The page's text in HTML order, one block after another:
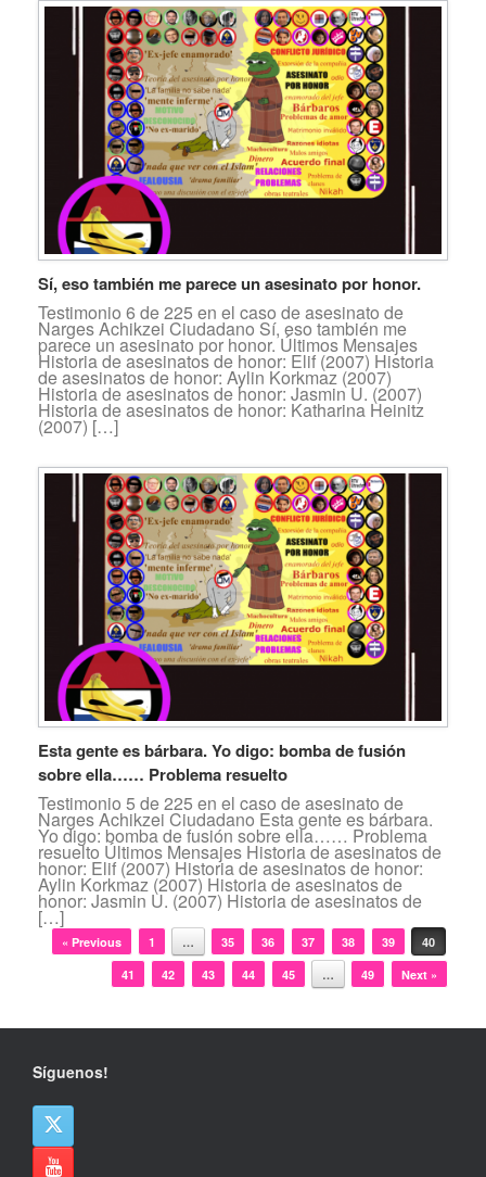
Sí, eso también me parece un asesinato por honor.
Testimonio 6 de 225 en el caso de asesinato de
Narges Achikzei Ciudadano Sí, eso también me
parece un asesinato por honor. Últimos Mensajes
Historia de asesinatos de honor: Elif (2007) Historia
de asesinatos de honor: Aylin Korkmaz (2007)
Historia de asesinatos de honor: Jasmin U. (2007)
Historia de asesinatos de honor: Katharina Heinitz
(2007) […]
Esta gente es bárbara. Yo digo: bomba de fusión
sobre ella…… Problema resuelto
Testimonio 5 de 225 en el caso de asesinato de
Narges Achikzei Ciudadano Esta gente es bárbara.
Yo digo: bomba de fusión sobre ella…… Problema
resuelto Últimos Mensajes Historia de asesinatos de
honor: Elif (2007) Historia de asesinatos de honor:
Aylin Korkmaz (2007) Historia de asesinatos de
honor: Jasmin U. (2007) Historia de asesinatos de
[…]
Navegador de artículos
« Previous 1 … 35 36 37 38 39
40
41
42 43 44 45 … 49 Next »
Síguenos!